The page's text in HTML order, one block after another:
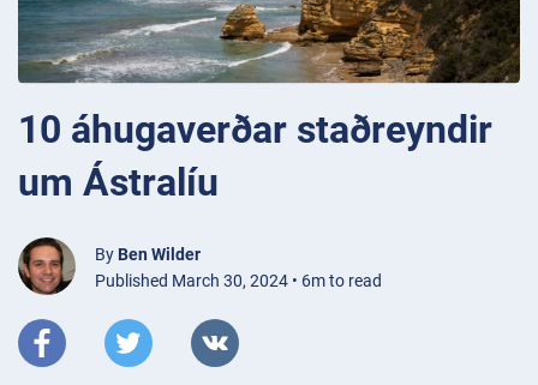
10 áhugaverðar staðreyndir
um Ástralíu
By Ben Wilder
Published March 30, 2024 • 6m to read